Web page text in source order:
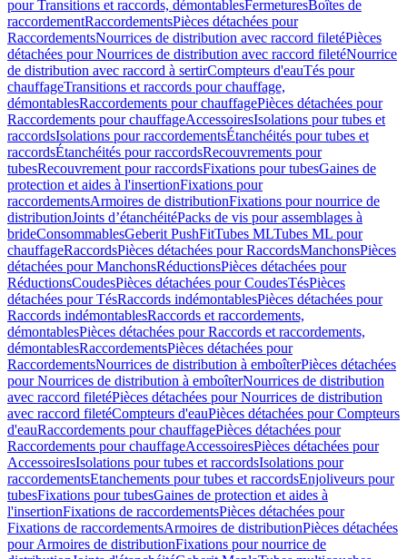
pour Transitions et raccords, démontablesFermeturesBoîtes de
raccordementRaccordementsPièces détachées pour
RaccordementsNourrices de distribution avec raccord filetéPièces
détachées pour Nourrices de distribution avec raccord filetéNourrice
de distribution avec raccord à sertirCompteurs d'eauTés pour
chauffageTransitions et raccords pour chauffage,
démontablesRaccordements pour chauffagePièces détachées pour
Raccordements pour chauffageAccessoiresIsolations pour tubes et
raccordsIsolations pour raccordementsÉtanchéités pour tubes et
raccordsÉtanchéités pour raccordsRecouvrements pour
tubesRecouvrement pour raccordsFixations pour tubesGaines de
protection et aides à l'insertionFixations pour
raccordementsArmoires de distributionFixations pour nourrice de
distributionJoints d’étanchéitéPacks de vis pour assemblages à
brideConsommablesGeberit PushFitTubes MLTubes ML pour
chauffageRaccordsPièces détachées pour RaccordsManchonsPièces
détachées pour ManchonsRéductionsPièces détachées pour
RéductionsCoudesPièces détachées pour CoudesTésPièces
détachées pour TésRaccords indémontablesPièces détachées pour
Raccords indémontablesRaccords et raccordements,
démontablesPièces détachées pour Raccords et raccordements,
démontablesRaccordementsPièces détachées pour
RaccordementsNourrices de distribution à emboîterPièces détachées
pour Nourrices de distribution à emboîterNourrices de distribution
avec raccord filetéPièces détachées pour Nourrices de distribution
avec raccord filetéCompteurs d'eauPièces détachées pour Compteurs
d'eauRaccordements pour chauffagePièces détachées pour
Raccordements pour chauffageAccessoiresPièces détachées pour
AccessoiresIsolations pour tubes et raccordsIsolations pour
raccordementsEtanchements pour tubes et raccordsEnjoliveurs pour
tubesFixations pour tubesGaines de protection et aides à
l'insertionFixations de raccordementsPièces détachées pour
Fixations de raccordementsArmoires de distributionPièces détachées
pour Armoires de distributionFixations pour nourrice de